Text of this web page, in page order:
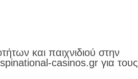
και παιχνιδιού στην
casinos.gr για τους